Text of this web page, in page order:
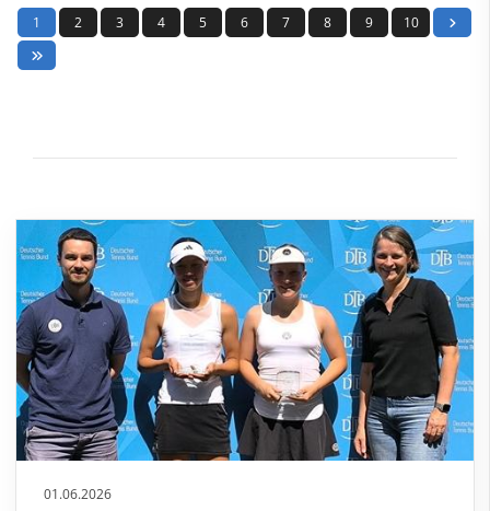
1 2 3 4 5 6 7 8 9 10
01.06.2026